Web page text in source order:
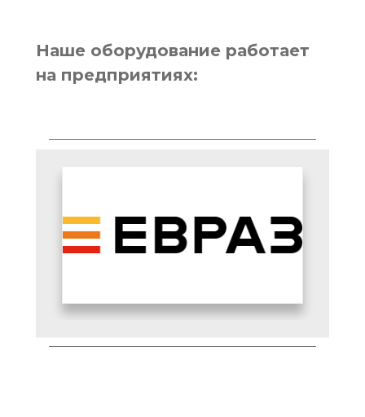
Наше оборудование работает
на предприятиях: